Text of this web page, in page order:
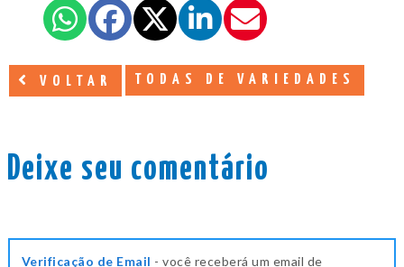
VOLTAR TODAS DE VARIEDADES
Deixe seu comentário
Verificação de Email - você receberá um email de